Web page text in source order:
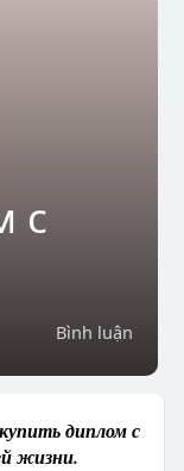
с
Bình luận
диплом с
жизни.